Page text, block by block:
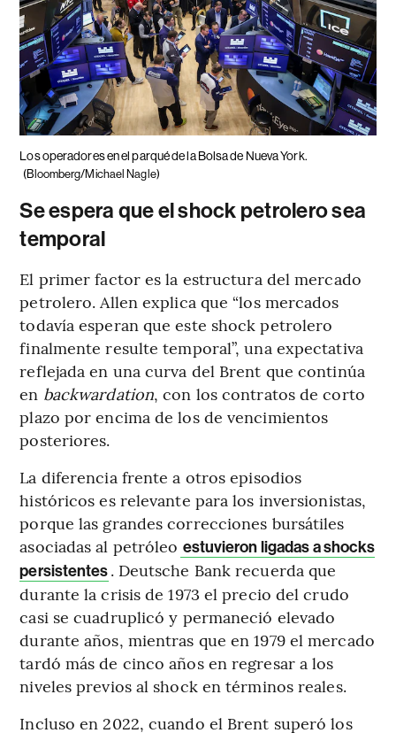
Los operadores en el parqué de la Bolsa de Nueva York.
(Bloomberg/Michael Nagle)
Se espera que el shock petrolero sea
temporal
El primer factor es la estructura del mercado
petrolero. Allen explica que “los mercados
todavía esperan que este shock petrolero
finalmente resulte temporal”, una expectativa
reflejada en una curva del Brent que continúa
en backwardation, con los contratos de corto
plazo por encima de los de vencimientos
posteriores.
La diferencia frente a otros episodios
históricos es relevante para los inversionistas,
porque las grandes correcciones bursátiles
asociadas al petróleo estuvieron ligadas a shocks
persistentes. Deutsche Bank recuerda que
durante la crisis de 1973 el precio del crudo
casi se cuadruplicó y permaneció elevado
durante años, mientras que en 1979 el mercado
tardó más de cinco años en regresar a los
niveles previos al shock en términos reales.
Incluso en 2022, cuando el Brent superó los